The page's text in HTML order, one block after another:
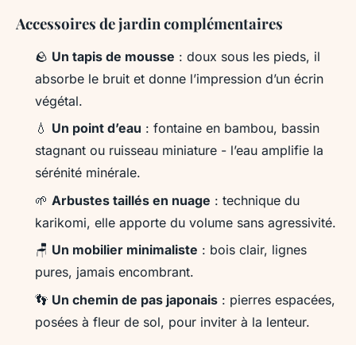
Accessoires de jardin complémentaires
🪨 Un tapis de mousse : doux sous les pieds, il
absorbe le bruit et donne l’impression d’un écrin
végétal.
💧 Un point d’eau : fontaine en bambou, bassin
stagnant ou ruisseau miniature - l’eau amplifie la
sérénité minérale.
🌱 Arbustes taillés en nuage : technique du
karikomi, elle apporte du volume sans agressivité.
🪑 Un mobilier minimaliste : bois clair, lignes
pures, jamais encombrant.
👣 Un chemin de pas japonais : pierres espacées,
posées à fleur de sol, pour inviter à la lenteur.